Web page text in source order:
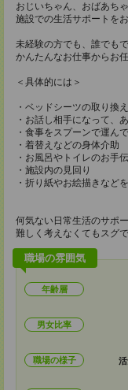
おじいちゃん、おばあち
施設での生活サポートを
未経験の方でも、誰でも
かんたんなお仕事からお任
＜具体的には＞
・ベッドシーツの取り換
・お話し相手になって、
・食事をスプーンで運ん
・着替えなどの身体介助
・お風呂やトイレのお手
・施設内の見回り
・折り紙やお絵描きなど
何気ない日常生活のサポ
難しく考えなくてもスグ
職場の雰囲気
年齢層
男女比率
職場の様子